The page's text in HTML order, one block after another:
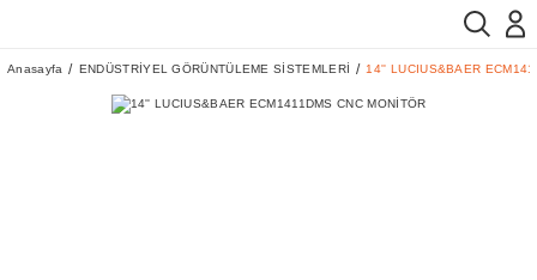
Anasayfa ENDÜSTRİYEL GÖRÜNTÜLEME SİSTEMLERİ 14'' LUCIUS&BAER